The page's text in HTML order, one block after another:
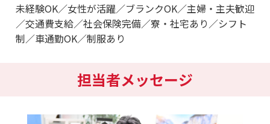
未経験OK／女性が活躍／ブランクOK／主婦・主夫歓迎
／交通費支給／社会保険完備／寮・社宅あり／シフト
制／車通勤OK／制服あり
担当者メッセージ